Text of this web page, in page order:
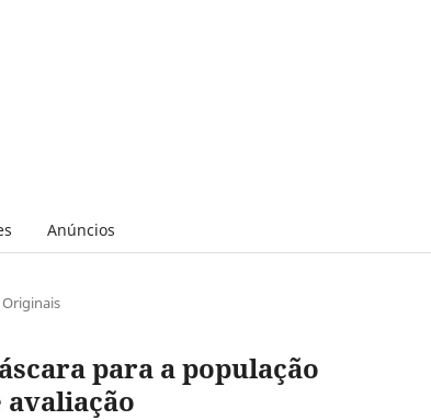
Anúncios
para a população